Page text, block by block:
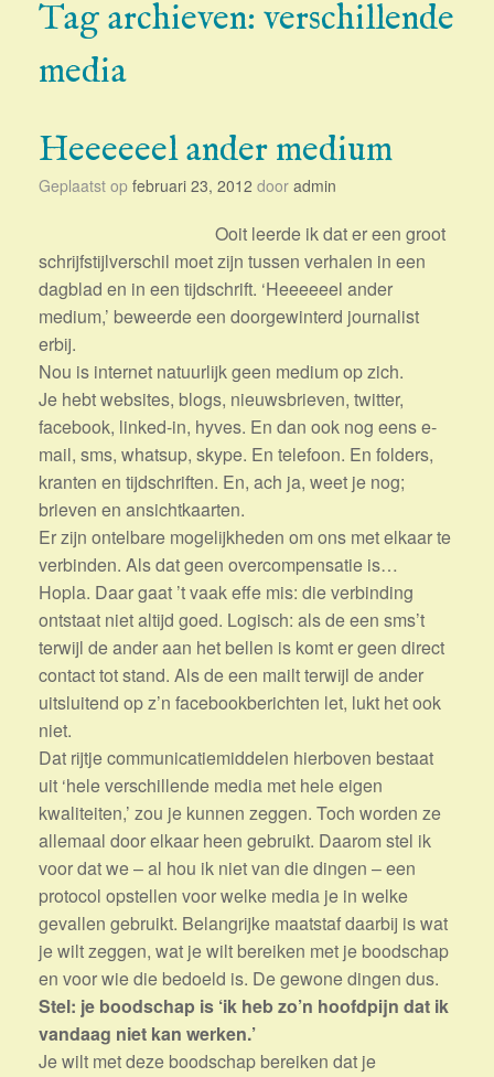
Tag archieven:verschillende
media
Heeeeeel ander medium
Geplaatst op februari 23, 2012 door admin
Ooit leerde ik dat er een groot
schrijfstijlverschil moet zijn tussen verhalen in een
dagblad en in een tijdschrift. ‘Heeeeeel ander
medium,’ beweerde een doorgewinterd journalist
erbij.
Nou is internet natuurlijk geen medium op zich.
Je hebt websites, blogs, nieuwsbrieven, twitter,
facebook, linked-in, hyves. En dan ook nog eens e-
mail, sms, whatsup, skype. En telefoon. En folders,
kranten en tijdschriften. En, ach ja, weet je nog;
brieven en ansichtkaarten.
Er zijn ontelbare mogelijkheden om ons met elkaar te
verbinden. Als dat geen overcompensatie is…
Hopla. Daar gaat ’t vaak effe mis: die verbinding
ontstaat niet altijd goed. Logisch: als de een sms’t
terwijl de ander aan het bellen is komt er geen direct
contact tot stand. Als de een mailt terwijl de ander
uitsluitend op z’n facebookberichten let, lukt het ook
niet.
Dat rijtje communicatiemiddelen hierboven bestaat
uit ‘hele verschillende media met hele eigen
kwaliteiten,’ zou je kunnen zeggen. Toch worden ze
allemaal door elkaar heen gebruikt. Daarom stel ik
voor dat we – al hou ik niet van die dingen – een
protocol opstellen voor welke media je in welke
gevallen gebruikt. Belangrijke maatstaf daarbij is wat
je wilt zeggen, wat je wilt bereiken met je boodschap
en voor wie die bedoeld is. De gewone dingen dus.
Stel: je boodschap is ‘ik heb zo’n hoofdpijn dat ik
vandaag niet kan werken.’
Je wilt met deze boodschap bereiken dat je